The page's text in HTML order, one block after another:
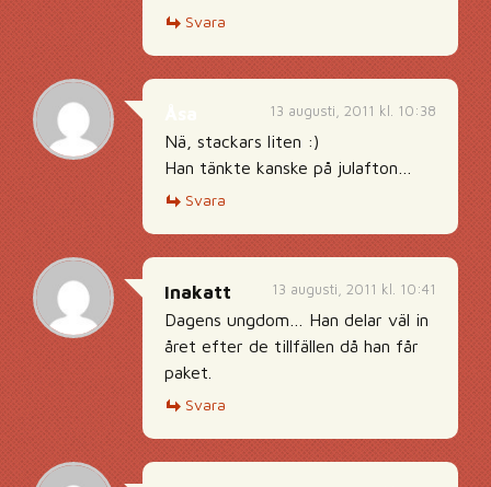
Svara
13 augusti, 2011 kl. 10:38
Nä, stackars liten :)
Han tänkte kanske på julafton…
Svara
13 augusti, 2011 kl. 10:41
Inakatt
Dagens ungdom… Han delar väl in
året efter de tillfällen då han får
paket.
Svara